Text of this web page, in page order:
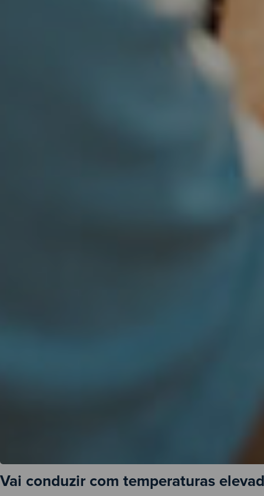
Vai conduzir com temperaturas